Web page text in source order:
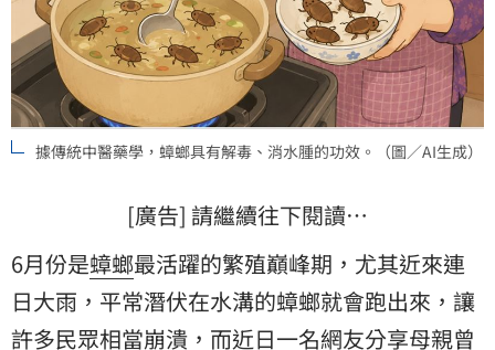
據傳統中醫藥學，蟑螂具有解毒、消水腫的功效。（圖／AI生成）
[廣告] 請繼續往下閱讀…
6月份是蟑螂最活躍的繁殖巔峰期，尤其近來連
日大雨，平常潛伏在水溝的蟑螂就會跑出來，讓
許多民眾相當崩潰，而近日一名網友分享母親曾